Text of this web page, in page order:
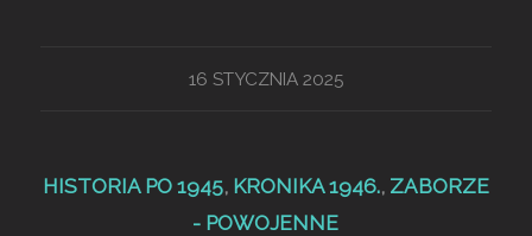
16 STYCZNIA 2025
HISTORIA PO 1945, KRONIKA 1946., ZABORZE
- POWOJENNE